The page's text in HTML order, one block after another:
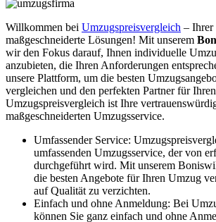
Willkommen bei Umzugspreisvergleich – Ihrer
maßgeschneiderte Lösungen! Mit unserem
wir den Fokus darauf, Ihnen individuelle
anzubieten, die Ihren Anforderungen
unsere Plattform, um die besten
vergleichen und den perfekten Partner für
Umzugspreisvergleich ist Ihre
maßgeschneiderten Umzugsservice.
Umfassender Service:
umfassenden Umzugsservice, der von
durchgeführt wird. Mit unserem
die besten Angebote für Ihren Umzug
auf Qualität zu verzichten.
Einfach und ohne Anmeldung: Bei
können Sie ganz einfach und ohne